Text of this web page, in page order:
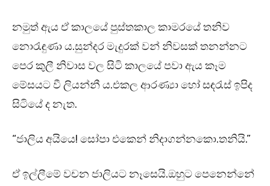
නමුත් ඇය ඒ කාලයේ පුස්තකාල කාමරයේ තනිව
නොරැඳුණා ය.සුන්දර මැදුරක් වන් නිවසක් තනන්නට
පෙර කුලී නිවාස වල සිටි කාලයේ පවා ඇය කෑම
මේසයට වී ලියන්නී ය.එකල ආරණ්‍යා හෝ සඳරැස් ඉපිද
සිටියේ ද නැත.
“ජාලිය අයියෙ! සෝපා එකෙන් නිදාගන්නකො.තනියි.”
ඒ ඉල්ලීමේ වචන ජාලියට නෑසෙයි.ඔහුට පෙනෙන්නේ